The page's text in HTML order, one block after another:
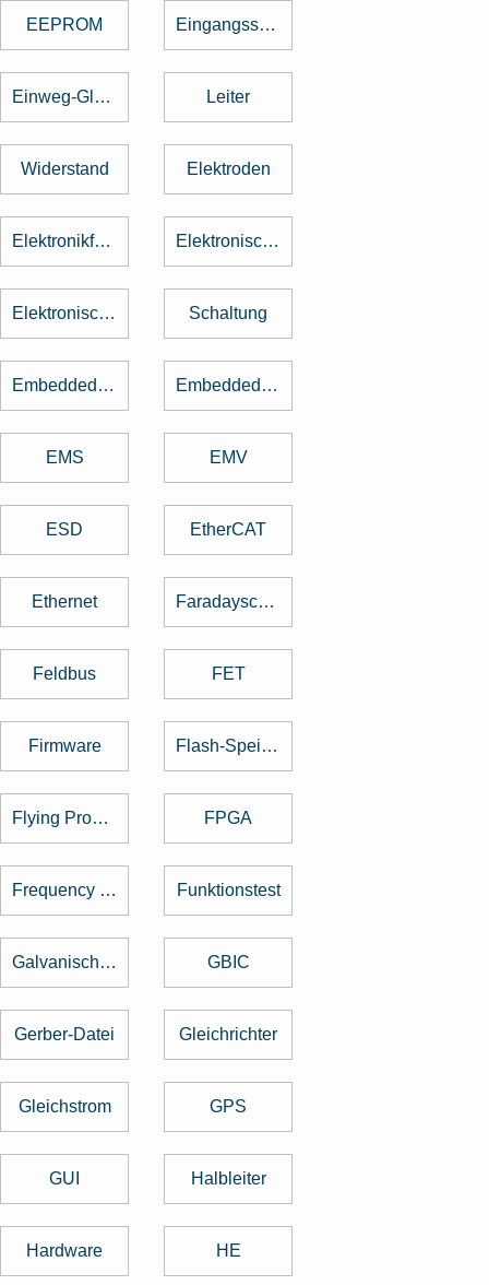
EEPROM Eingangsspannung
Einweg-Gleichrichter Leiter
Widerstand Elektroden
Elektronikfertigung Elektronische Baugruppe
Elektronische Bauteile Schaltung
Embedded Software Embedded System
EMS EMV
ESD EtherCAT
Ethernet Faradayscher Käfig
Feldbus FET
Firmware Flash-Speicher
Flying Probe Test FPGA
Frequency Hopping Funktionstest
Galvanische Trennung GBIC
Gerber-Datei Gleichrichter
Gleichstrom GPS
GUI Halbleiter
Hardware HE